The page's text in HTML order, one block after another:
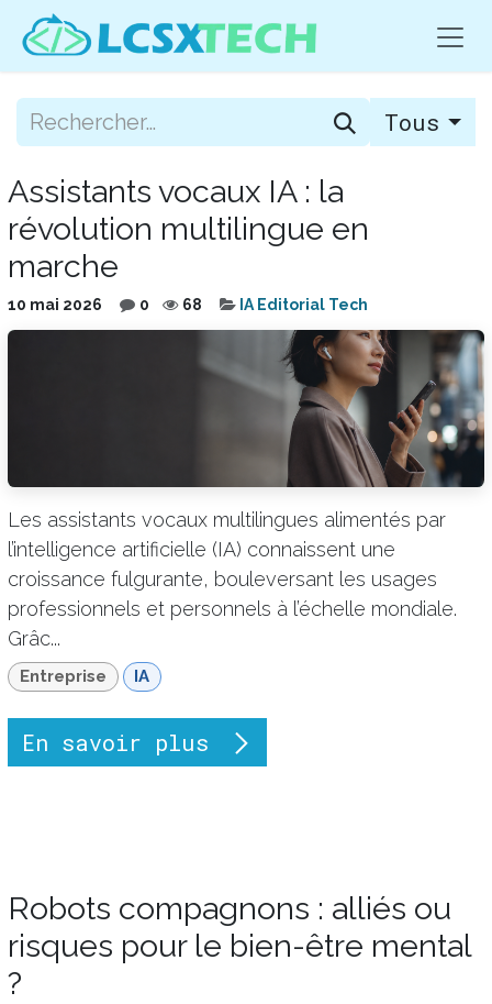
Se rendre au contenu
Tous
Assistants vocaux IA : la
révolution multilingue en
marche
10 mai 2026 0 68 IA Editorial Tech
Les assistants vocaux multilingues alimentés par
l’intelligence artificielle (IA) connaissent une
croissance fulgurante, bouleversant les usages
professionnels et personnels à l’échelle mondiale.
Grâc...
Entreprise IA
En savoir plus
Robots compagnons : alliés ou
risques pour le bien-être mental
?